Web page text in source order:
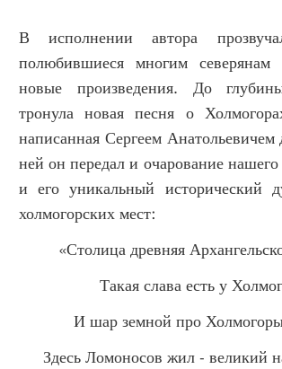
В исполнении автора
полюбившиеся многим
новые произведения. До
тронула новая песня о
написанная Сергеем Анатольевичем
ней он передал и очарование нашего
и его уникальный исторический
холмогорских мест:
«Столица древняя
Такая слава есть у
И шар земной про
Здесь Ломоносов жил - великий